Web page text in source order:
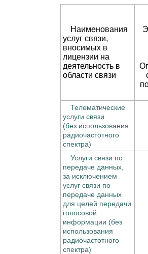
Наименования
услуг связи,
вносимых в
лицензии на
деятельность в
области связи
Телематические
услуги связи
(без использования
радиочастотного
спектра)
Услуги связи по
передаче данных,
за исключением
услуг связи по
передаче данных
для целей передачи
голосовой
информации (без
использования
радиочастотного
спектра)